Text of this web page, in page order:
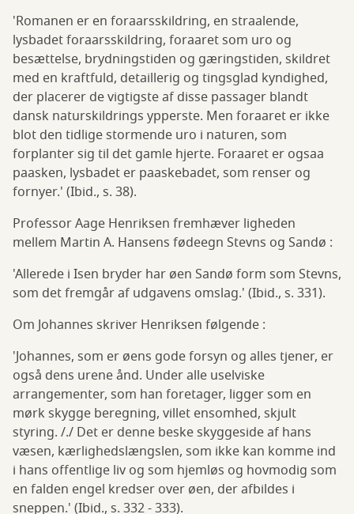
'Romanen er en foraarsskildring, en straalende,
lysbadet foraarsskildring, foraaret som uro og
besættelse, brydningstiden og gæringstiden, skildret
med en kraftfuld, detaillerig og tingsglad kyndighed,
der placerer de vigtigste af disse passager blandt
dansk naturskildrings ypperste. Men foraaret er ikke
blot den tidlige stormende uro i naturen, som
forplanter sig til det gamle hjerte. Foraaret er ogsaa
paasken, lysbadet er paaskebadet, som renser og
fornyer.' (Ibid., s. 38).
Professor Aage Henriksen fremhæver ligheden
mellem Martin A. Hansens fødeegn Stevns og Sandø :
'Allerede i Isen bryder har øen Sandø form som Stevns,
som det fremgår af udgavens omslag.' (Ibid., s. 331).
Om Johannes skriver Henriksen følgende :
'Johannes, som er øens gode forsyn og alles tjener, er
også dens urene ånd. Under alle uselviske
arrangementer, som han foretager, ligger som en
mørk skygge beregning, villet ensomhed, skjult
styring. /./ Det er denne beske skyggeside af hans
væsen, kærlighedslængslen, som ikke kan komme ind
i hans offentlige liv og som hjemløs og hovmodig som
en falden engel kredser over øen, der afbildes i
sneppen.' (Ibid., s. 332 - 333).